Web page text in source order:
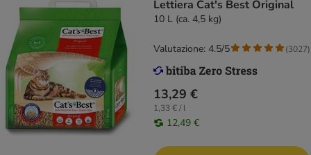
Lettiera Cat's Best Original
10 L (ca. 4,5 kg)
13,29 €
1,33 € / l
12,49 €
Valutazione: 4.5/5 (3027)